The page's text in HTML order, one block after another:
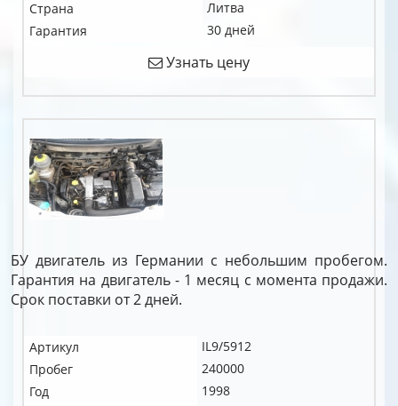
Страна
Литва
Гарантия
30 дней
Узнать цену
БУ двигатель из Германии с небольшим пробегом.
Гарантия на двигатель - 1 месяц с момента продажи.
Срок поставки от 2 дней.
Артикул
IL9/5912
Пробег
240000
Год
1998